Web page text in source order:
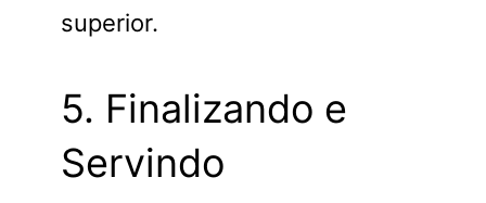
superior.
5. Finalizando e
Servindo